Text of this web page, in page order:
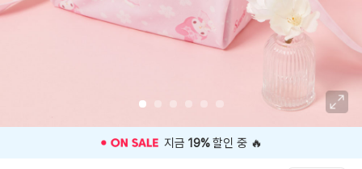
🎉 오늘 구매 찬스OPEN🎉